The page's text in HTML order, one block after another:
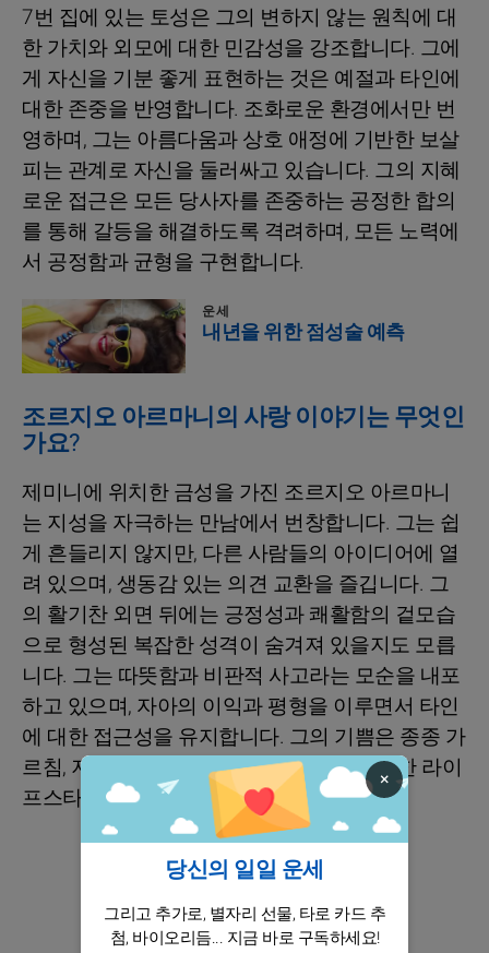
7번 집에 있는 토성은 그의 변하지 않는 원칙에 대
한 가치와 외모에 대한 민감성을 강조합니다. 그에
게 자신을 기분 좋게 표현하는 것은 예절과 타인에
대한 존중을 반영합니다. 조화로운 환경에서만 번
영하며, 그는 아름다움과 상호 애정에 기반한 보살
피는 관계로 자신을 둘러싸고 있습니다. 그의 지혜
로운 접근은 모든 당사자를 존중하는 공정한 합의
를 통해 갈등을 해결하도록 격려하며, 모든 노력에
서 공정함과 균형을 구현합니다.
운세
내년을 위한 점성술 예측
조르지오 아르마니의 사랑 이야기는 무엇인
가요?
제미니에 위치한 금성을 가진 조르지오 아르마니
는 지성을 자극하는 만남에서 번창합니다. 그는 쉽
게 흔들리지 않지만, 다른 사람들의 아이디어에 열
려 있으며, 생동감 있는 의견 교환을 즐깁니다. 그
의 활기찬 외면 뒤에는 긍정성과 쾌활함의 겉모습
으로 형성된 복잡한 성격이 숨겨져 있을지도 모릅
니다. 그는 따뜻함과 비판적 사고라는 모순을 내포
하고 있으며, 자아의 이익과 평형을 이루면서 타인
에 대한 접근성을 유지합니다. 그의 기쁨은 종종 가
르침, 저널리즘, 커뮤니케이션, 그리고 독특한 라이
프스타일을 수용하는 것에서 찾습니다.
×
당신의 일일 운세
그리고 추가로, 별자리 선물, 타로 카드 추
첨, 바이오리듬... 지금 바로 구독하세요!